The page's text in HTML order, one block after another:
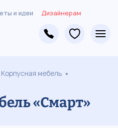
и идеи Дизайнерам
Корпусная мебель
«Смарт»